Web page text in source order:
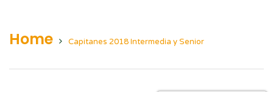
Home Capitanes 2018 Intermedia y Senior